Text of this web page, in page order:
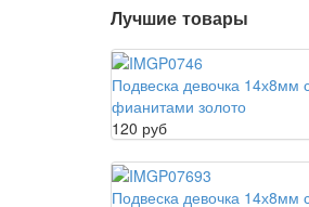
Лучшие товары
Подвеска девочка 14х8мм
фианитами золото
120 руб
Подвеска девочка 14х8мм